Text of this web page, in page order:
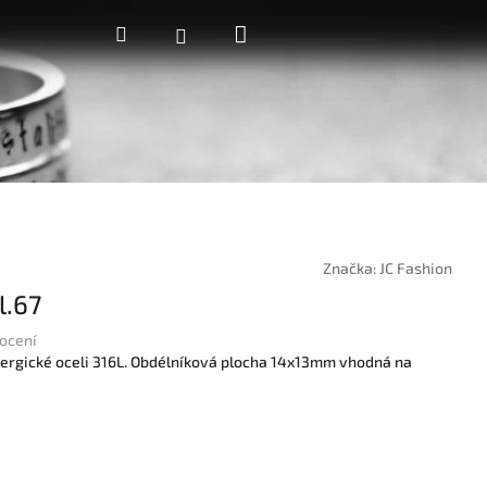
HledatPřihlášeníNákupní
košík
Značka: JC Fashion
oceli 316L. Obdélníková plocha 14x13mm vhodná na